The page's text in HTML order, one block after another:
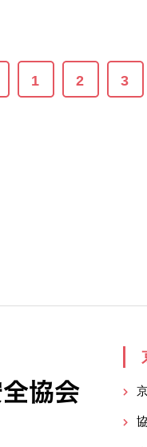
1 2 3